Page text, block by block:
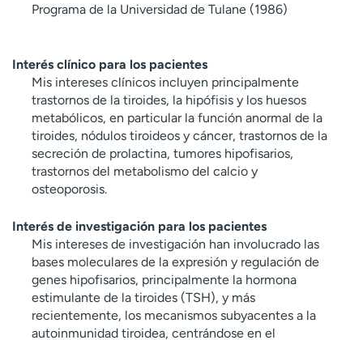
Programa de la Universidad de Tulane (1986)
Interés clínico para los pacientes
Mis intereses clínicos incluyen principalmente
trastornos de la tiroides, la hipófisis y los huesos
metabólicos, en particular la función anormal de la
tiroides, nódulos tiroideos y cáncer, trastornos de la
secreción de prolactina, tumores hipofisarios,
trastornos del metabolismo del calcio y
osteoporosis.
Interés de investigación para los pacientes
Mis intereses de investigación han involucrado las
bases moleculares de la expresión y regulación de
genes hipofisarios, principalmente la hormona
estimulante de la tiroides (TSH), y más
recientemente, los mecanismos subyacentes a la
autoinmunidad tiroidea, centrándose en el